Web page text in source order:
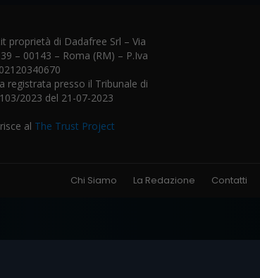
proprietà di Dadafree Srl – Via
– 00143 – Roma (RM) – P.Iva
02120340670
registrata presso il Tribunale di
2023 del 21-07-2023
al The Trust Project
Chi Siamo La Redazione Contatti